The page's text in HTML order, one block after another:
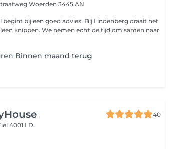
Woerden 3445 AN
een goed advies. Bij Lindenberg draait het
knippen. We nemen echt de tijd om samen naar
Binnen maand terug
40
4001 LD